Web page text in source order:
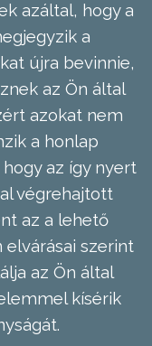
azáltal, hogy a
a
újra bevinnie,
az Ön által
azokat nem
a honlap
az így nyert
végrehajtott
az a lehető
szerint
az Ön által
kísérik